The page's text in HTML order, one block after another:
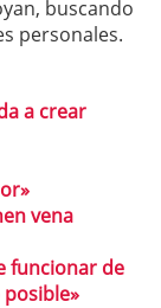
buscando
personales.
a crear
vena
funcionar de